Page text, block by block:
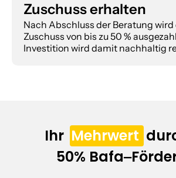
Zuschuss erhalten
Nach Abschluss der Beratung wird
Zuschuss von bis zu 50 %
Investition wird damit nachhaltig
Ihr Mehrwert
50%